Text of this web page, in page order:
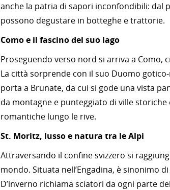
anche la patria di sapori inconfondibili: dal
possono degustare in botteghe e trattorie.
Como e il fascino del suo lago
Proseguendo verso nord si arriva a Como,
La città sorprende con il suo Duomo
porta a Brunate, da cui si gode una vista
da montagne e punteggiato di ville
romantiche lungo le rive.
St. Moritz, lusso e natura tra le Alpi
Attraversando il confine svizzero si
mondo. Situata nell’Engadina, è sinonimo
D’inverno richiama sciatori da ogni parte